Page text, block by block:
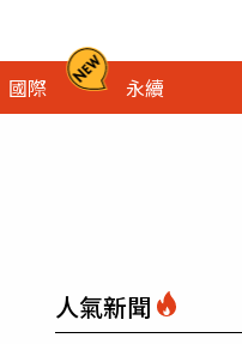
國際 永續
人氣新聞